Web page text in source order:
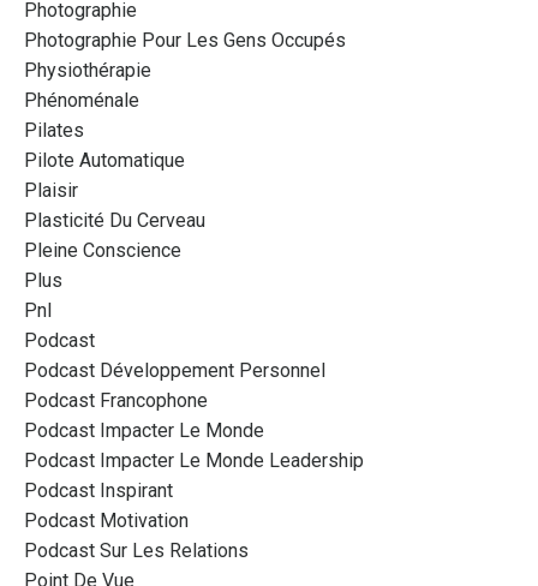
Photographie
Photographie Pour Les Gens Occupés
Physiothérapie
Phénoménale
Pilates
Pilote Automatique
Plaisir
Plasticité Du Cerveau
Pleine Conscience
Plus
Pnl
Podcast
Podcast Développement Personnel
Podcast Francophone
Podcast Impacter Le Monde
Podcast Impacter Le Monde Leadership
Podcast Inspirant
Podcast Motivation
Podcast Sur Les Relations
Point De Vue